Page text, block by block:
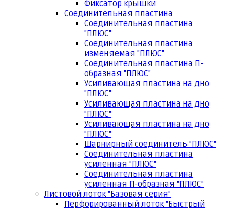
Фиксатор крышки
Соединительная пластина
Соединительная пластина
"ПЛЮС"
Соединительная пластина
изменяемая "ПЛЮС"
Соединительная пластина П-
образная "ПЛЮС"
Усиливающая пластина на дно
"ПЛЮС"
Усиливающая пластина на дно
"ПЛЮС"
Усиливающая пластина на дно
"ПЛЮС"
Шарнирный соединитель "ПЛЮС"
Соединительная пластина
усиленная "ПЛЮС"
Соединительная пластина
усиленная П-образная "ПЛЮС"
Листовой лоток "Базовая серия"
Перфорированный лоток "Быстрый